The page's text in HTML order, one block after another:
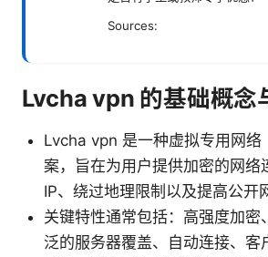
Sources:
Lvcha vpn 的基础概念
Lvcha vpn 是一种虚拟专用网络
案，旨在为用户提供加密的网络
IP、绕过地理限制以及提高公开
关键特性通常包括：高强度加密
泛的服务器覆盖、自动连接、客